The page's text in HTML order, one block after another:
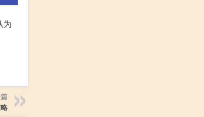
为